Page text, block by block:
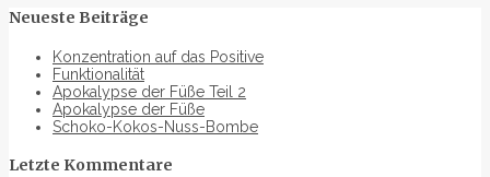
Neueste Beiträge
Konzentration auf das Positive
Funktionalität
Apokalypse der Füße Teil 2
Apokalypse der Füße
Schoko-Kokos-Nuss-Bombe
Letzte Kommentare